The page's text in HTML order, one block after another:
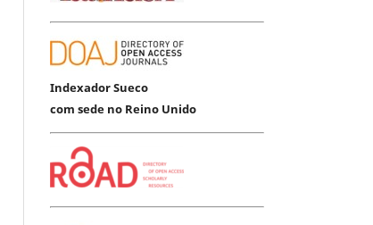
Indexador Sueco
com sede no Reino Unido